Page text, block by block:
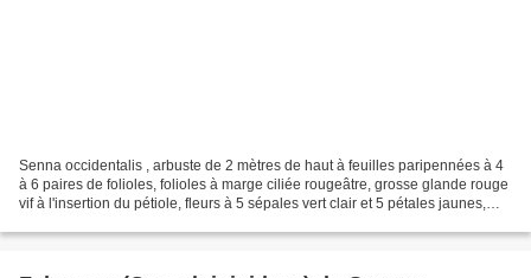
Senna occidentalis , arbuste de 2 mètres de haut à feuilles paripennées à 4
à 6 paires de folioles, folioles à marge ciliée rougeâtre, grosse glande rouge
vif à l'insertion du pétiole, fleurs à 5 sépales vert clair et 5 pétales jaunes,